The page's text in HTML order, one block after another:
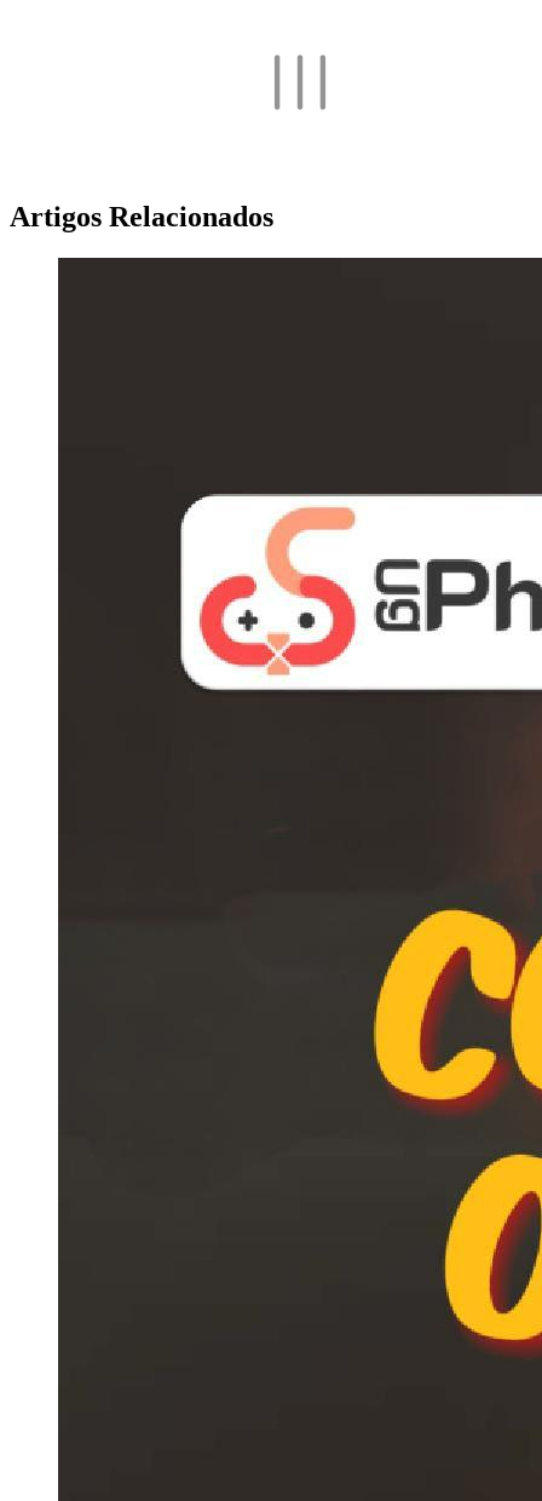
Artigos Relacionados